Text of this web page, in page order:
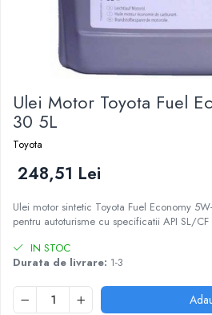
Ulei Motor Toyota Fuel
30 5L
Toyota
248,51 Lei
Ulei motor sintetic Toyota Fuel Economy
pentru autoturisme cu specificatii API SL/
IN STOC
Durata de livrare: 1-3